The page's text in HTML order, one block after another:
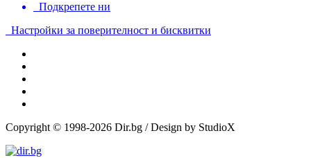
Подкрепете ни
Настройки за поверителност и бисквитки
Copyright © 1998-2026 Dir.bg / Design by StudioX